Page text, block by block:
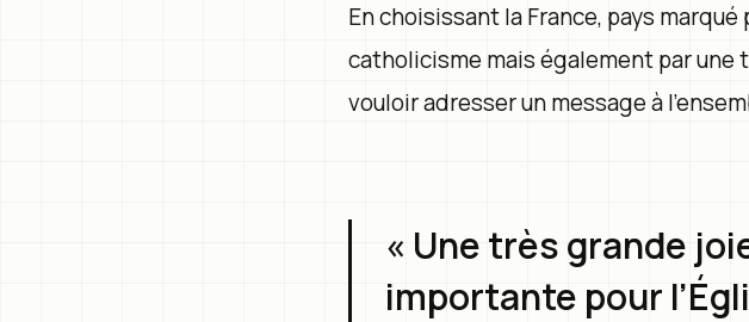
En choisissant la France, pays
catholicisme mais également par une
vouloir adresser un message à
« Une très grande
importante pour